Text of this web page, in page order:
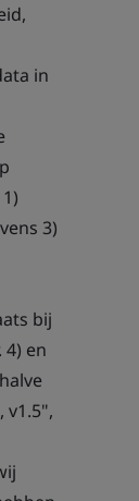
in
3)
bij
en
v1.5",